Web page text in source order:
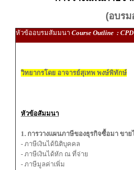
(อบร
หัวข้ออบรมสัมมนา Course Outline :
วิทยากรโดย อาจารย์สุเทพ พงษ์พิทักษ์
หัวข้อสัมมนา
1. การวางแผนภาษีของธุรกิจซื้อมา ขาย
- ภาษีเงินได้นิติบุคคล
- ภาษีเงินได้หัก ณ ที่จ่าย
- ภาษีมูลค่าเพิ่ม